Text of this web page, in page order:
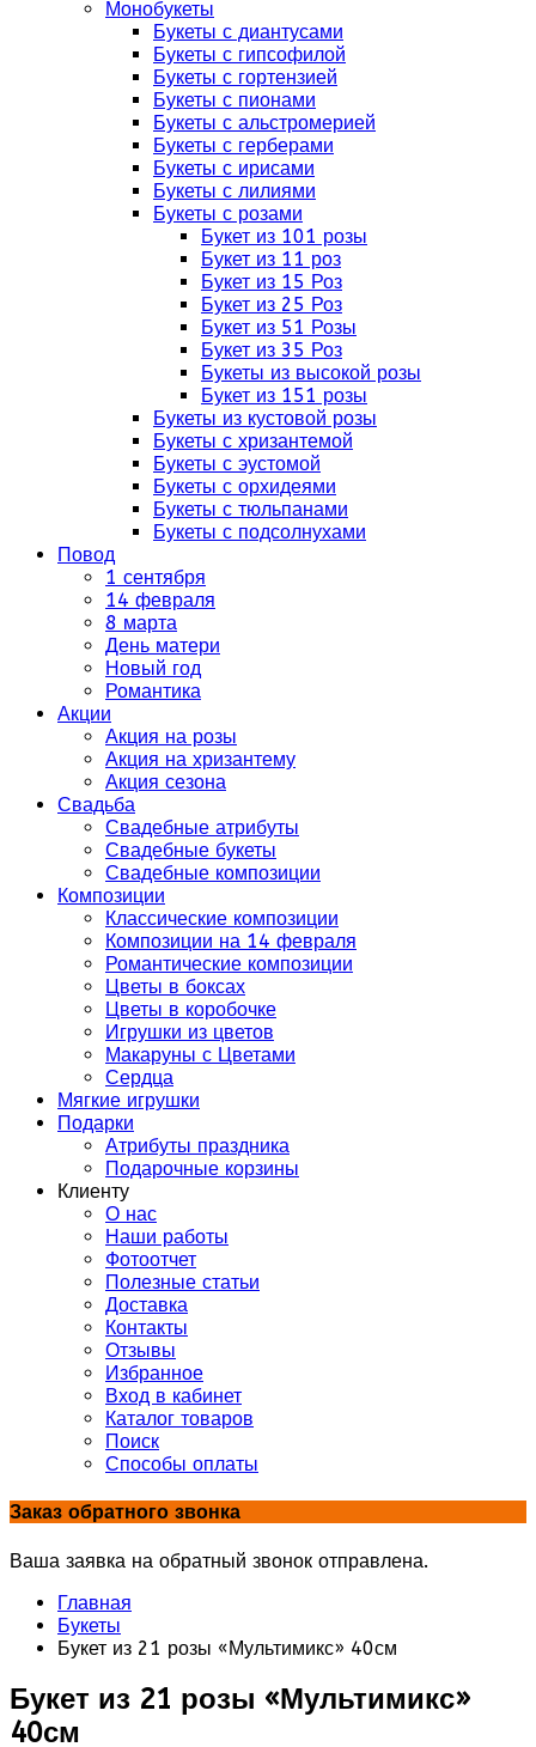
Монобукеты
Букеты с диантусами
Букеты с гипсофилой
Букеты с гортензией
Букеты с пионами
Букеты с альстромерией
Букеты с герберами
Букеты с ирисами
Букеты с лилиями
Букеты с розами
Букет из 101 розы
Букет из 11 роз
Букет из 15 Роз
Букет из 25 Роз
Букет из 51 Розы
Букет из 35 Роз
Букеты из высокой розы
Букет из 151 розы
Букеты из кустовой розы
Букеты с хризантемой
Букеты с эустомой
Букеты с орхидеями
Букеты с тюльпанами
Букеты с подсолнухами
Повод
1 сентября
14 февраля
8 марта
День матери
Новый год
Романтика
Акции
Акция на розы
Акция на хризантему
Акция сезона
Свадьба
Свадебные атрибуты
Свадебные букеты
Свадебные композиции
Композиции
Классические композиции
Композиции на 14 февраля
Романтические композиции
Цветы в боксах
Цветы в коробочке
Игрушки из цветов
Макаруны с Цветами
Сердца
Мягкие игрушки
Подарки
Атрибуты праздника
Подарочные корзины
Клиенту
О нас
Наши работы
Фотоотчет
Полезные статьи
Доставка
Контакты
Отзывы
Избранное
Вход в кабинет
Каталог товаров
Поиск
Способы оплаты
Заказ обратного звонка
Ваша заявка на обратный звонок отправлена.
Главная
Букеты
Букет из 21 розы «Мультимикс» 40см
Букет из 21 розы «Мультимикс»
40см